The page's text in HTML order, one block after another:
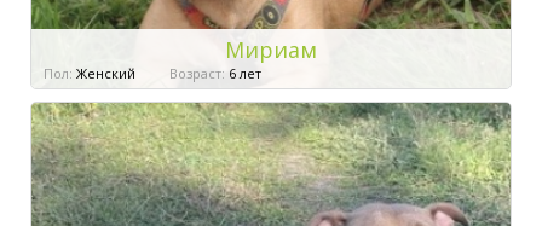
Мириам
Пол: Женский Возраст: 6 лет